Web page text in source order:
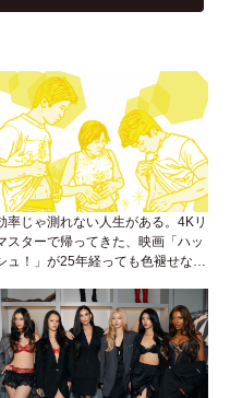
率じゃ測れない人生がある。4Kリ
スターで帰ってきた、映画「ハッ
ュ！」が25年経っても色褪せない